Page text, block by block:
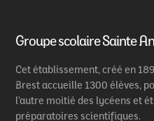
Groupe scolaire Sainte
Cet établissement, créé en
Brest accueille 1300 élèves,
l’autre moitié des lycéens et
préparatoires scientifiques.